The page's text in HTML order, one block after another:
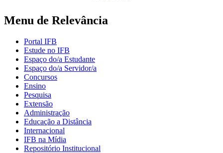
Menu de Relevância
Portal IFB
Estude no IFB
Espaço do/a Estudante
Espaço do/a Servidor/a
Concursos
Ensino
Pesquisa
Extensão
Administração
Educação a Distância
Internacional
IFB na Mídia
Repositório Institucional